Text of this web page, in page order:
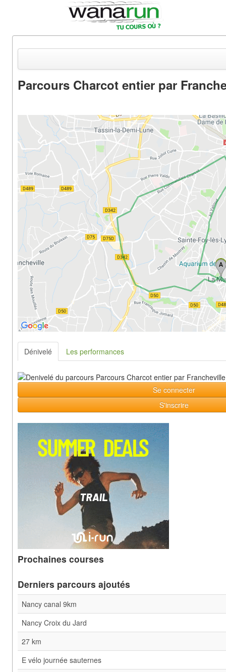
Equipements & Tests
Parcours & Courses
Outils & Réseaux
Parcours Charcot entier par
Dénivelé Les performances
Se connecter
S'inscrire
Prochaines courses
Derniers parcours ajoutés
Nancy canal 9km
Nancy Croix du Jard
27 km
E vélo journée sauternes